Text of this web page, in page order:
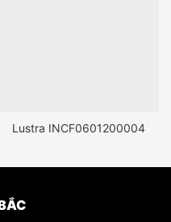
Lustra INCF0601200004